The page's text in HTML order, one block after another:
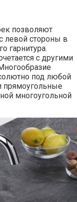
позволяют
левой стороны в
гарнитура.
с другими
под любой
прямоугольные
многоугольной